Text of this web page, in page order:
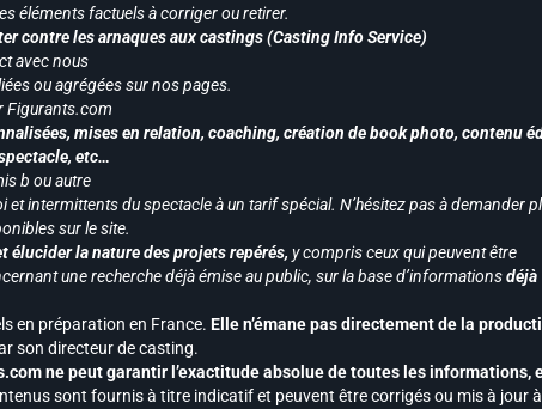
éléments factuels à corriger ou retirer.
contre les arnaques aux castings (Casting Info Service)
avec nous
ou agrégées sur nos pages.
Figurants.com
mises en relation, coaching, création de book photo, contenu
etc…
b ou autre
intermittents du spectacle à un tarif spécial. N’hésitez pas à demander
sur le site.
élucider la nature des projets repérés, y compris ceux qui peuvent être
une recherche déjà émise au public, sur la base d’informationsdéjà
en préparation en France. Elle n’émane pas directement de la
son directeur de casting.
ne peut garantir l’exactitude absolue de toutes les informations,
sont fournis à titre indicatif et peuvent être corrigés ou mis à jour